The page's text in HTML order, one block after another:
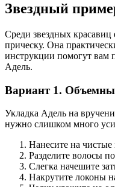
Звездный
Среди звездных
прическу. Она
инструкции помогут вам
Адель.
Вариант 1.
Укладка Адель на
нужно слишком много
Нанесите на чистые
Разделите волосы
Слегка начешите
Накрутите локоны